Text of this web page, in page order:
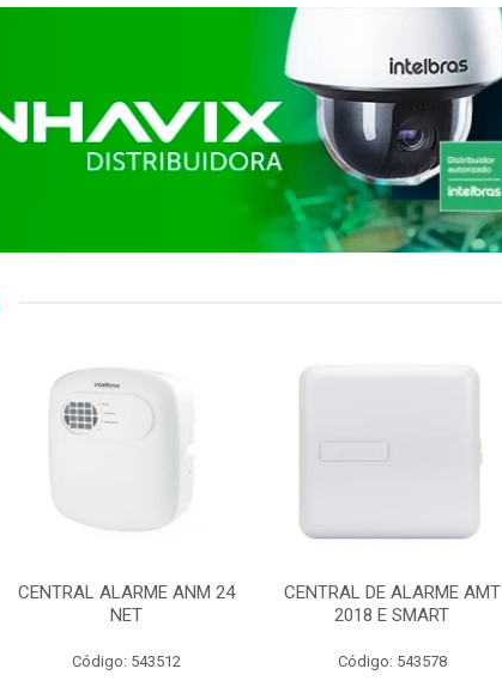
CENTRAL ALARME ANM 24
NET
Código: 543512
CENTRAL DE ALARME AMT
2018 E SMART
Código: 543578